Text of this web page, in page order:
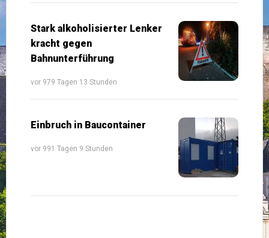
Stark alkoholisierter Lenker
kracht gegen
Bahnunterführung
vor 979 Tagen 13 Stunden
Einbruch in Baucontainer
vor 991 Tagen 9 Stunden